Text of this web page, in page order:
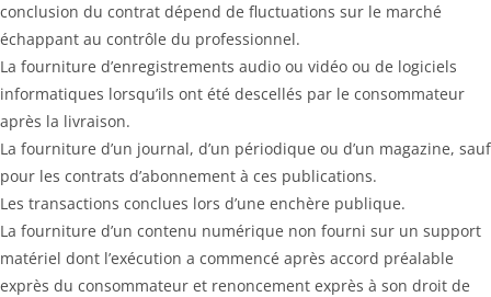
conclusion du contrat dépend de fluctuations sur le marché
échappant au contrôle du professionnel.
La fourniture d’enregistrements audio ou vidéo ou de logiciels
informatiques lorsqu’ils ont été descellés par le consommateur
après la livraison.
La fourniture d’un journal, d’un périodique ou d’un magazine, sauf
pour les contrats d’abonnement à ces publications.
Les transactions conclues lors d’une enchère publique.
La fourniture d’un contenu numérique non fourni sur un support
matériel dont l’exécution a commencé après accord préalable
exprès du consommateur et renoncement exprès à son droit de